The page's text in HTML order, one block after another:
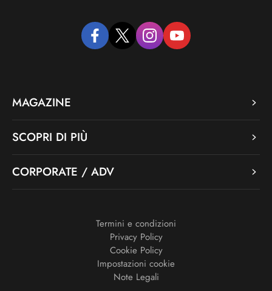
facebooktwitter instagramyoutube
MAGAZINE
SCOPRI DI PIÙ
CORPORATE / ADV
Termini e condizioni
Privacy Policy
Cookie Policy
Impostazioni cookie
Note Legali